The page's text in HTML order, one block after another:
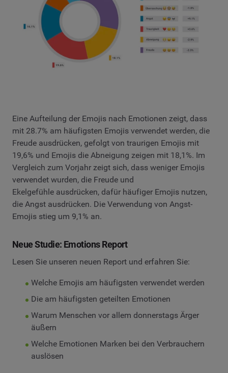
Eine Aufteilung der Emojis nach Emotionen zeigt, dass
mit 28.7% am häufigsten Emojis verwendet werden, die
Freude ausdrücken, gefolgt von traurigen Emojis mit
19,6% und Emojis die Abneigung zeigen mit 18,1%. Im
Vergleich zum Vorjahr zeigt sich, dass weniger Emojis
verwendet wurden, die Freude und
Ekelgefühle ausdrücken, dafür häufiger Emojis nutzen,
die Angst ausdrücken. Die Verwendung von Angst-
Emojis stieg um 9,1% an.
Neue Studie: Emotions Report
Lesen Sie unseren neuen Report und erfahren Sie:
Welche Emojis am häufigsten verwendet werden
Die am häufigsten geteilten Emotionen
Warum Menschen vor allem donnerstags Ärger
äußern
Welche Emotionen Marken bei den Verbrauchern
auslösen